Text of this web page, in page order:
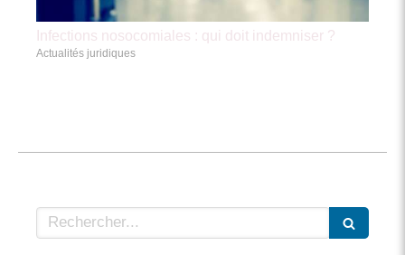
Infections nosocomiales : qui doit indemniser ?
Actualités juridiques
Rechercher